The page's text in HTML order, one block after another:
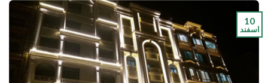
10
اسفند